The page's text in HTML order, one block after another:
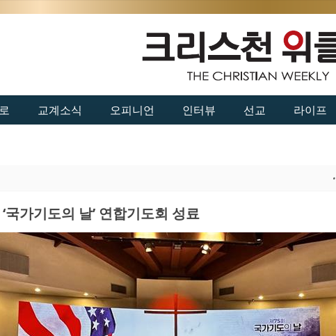
교계소식 오피니언 인터뷰 선교 라이프
국가기도의 날’ 연합기도회 성료